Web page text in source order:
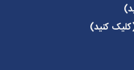
کنید)